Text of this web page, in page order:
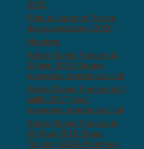
2022
Fête du sport et Forum
des associations 2020
Horaires
Article Ouest France du
20 juin 2018 Quatre
nouveaux gradés au club
Article Ouest France du 4
juillet 2017 Neuf
nouveaux gradés au club
Article Ouest France du
20 Aout 2016 Stage
Toshiro SUGA Ploemeur